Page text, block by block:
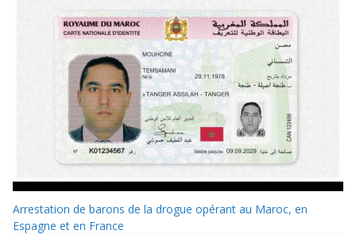
Arrestation de barons de la drogue opérant au Maroc, en
Espagne et en France